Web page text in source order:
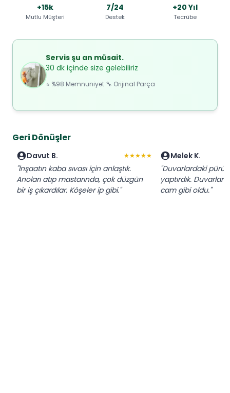
+15k
Mutlu Müşteri
7/24
Destek
+20 Yıl
Tecrübe
Servis şu an müsait.
30 dk içinde size gelebiliriz
⭐ %98 Memnuniyet 🔧 Orijinal Parça
Geri Dönüşler
Davut B. ★★★★★
"İnşaatın kaba sıvası için anlaştık.
Anoları atıp mastarında, çok düzgün
bir iş çıkardılar. Köşeler ip gibi."
Melek K.
"Duvarlardaki
yaptırdık. Duvarlar
cam gibi oldu."